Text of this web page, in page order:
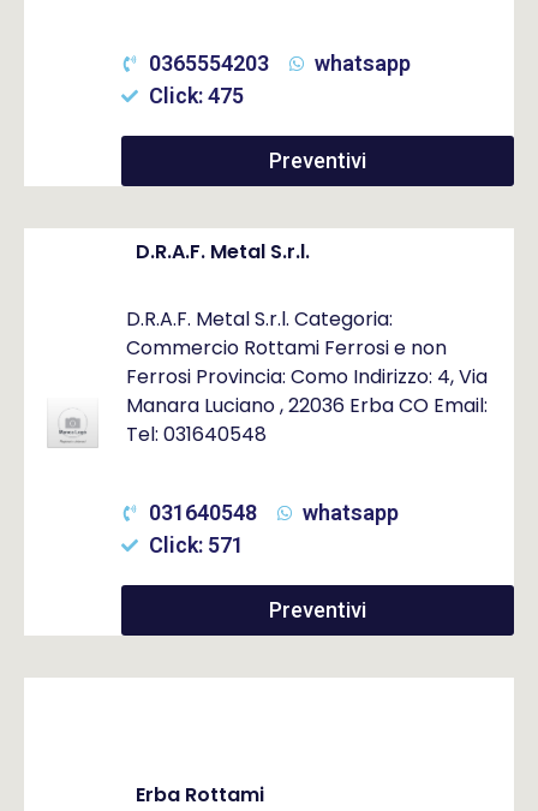
0365554203
whatsapp
Click: 475
Preventivi
D.R.A.F. Metal S.r.l.
D.R.A.F. Metal S.r.l. Categoria:
Commercio Rottami Ferrosi e non
Ferrosi Provincia: Como Indirizzo: 4, Via
Manara Luciano , 22036 Erba CO Email:
Tel: 031640548
031640548
whatsapp
Click: 571
Preventivi
Erba Rottami